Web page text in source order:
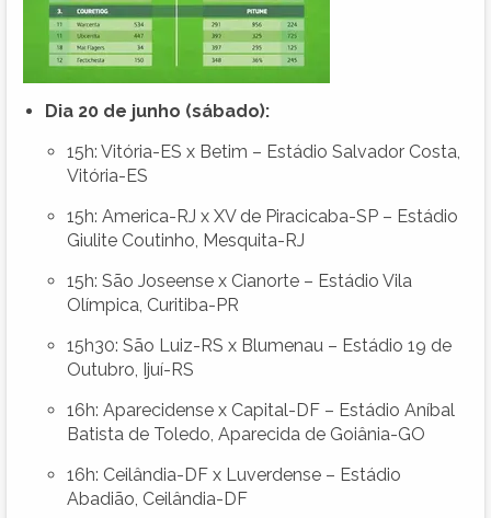
Dia 20 de junho (sábado):
15h: Vitória-ES x Betim – Estádio Salvador Costa,
Vitória-ES
15h: America-RJ x XV de Piracicaba-SP – Estádio
Giulite Coutinho, Mesquita-RJ
15h: São Joseense x Cianorte – Estádio Vila
Olímpica, Curitiba-PR
15h30: São Luiz-RS x Blumenau – Estádio 19 de
Outubro, Ijuí-RS
16h: Aparecidense x Capital-DF – Estádio Aníbal
Batista de Toledo, Aparecida de Goiânia-GO
16h: Ceilândia-DF x Luverdense – Estádio
Abadião, Ceilândia-DF